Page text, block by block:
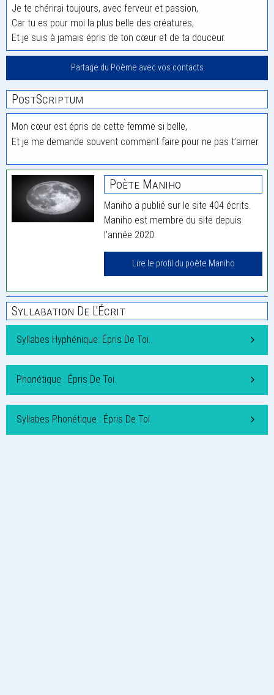
Je te chérirai toujours, avec ferveur et passion,
Car tu es pour moi la plus belle des créatures,
Et je suis à jamais épris de ton cœur et de ta douceur.
Partage du Poème avec vos contacts
PostScriptum
Mon cœur est épris de cette femme si belle,
Et je me demande souvent comment faire pour ne pas t’aimer
Poète Maniho
Maniho a publié sur le site 404 écrits.
Maniho est membre du site depuis
l'année 2020.
Lire le profil du poète Maniho
Syllabation De L'Écrit
Syllabes Hyphénique: Épris De Toi.
Phonétique : Épris De Toi.
Syllabes Phonétique : Épris De Toi.